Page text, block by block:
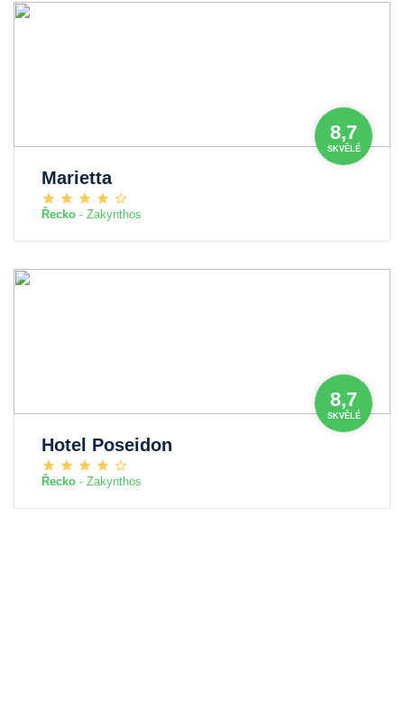
8,7
SKVĚLÉ
Marietta
Řecko - Zakynthos
8,7
SKVĚLÉ
Hotel Poseidon
Řecko - Zakynthos